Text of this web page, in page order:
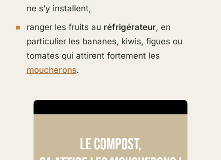
ne s’y installent,
ranger les fruits au réfrigérateur, en
particulier les bananes, kiwis, figues ou
tomates qui attirent fortement les
moucherons.